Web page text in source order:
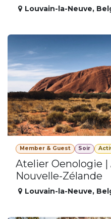
Louvain-la-Neuve,
Member & Guest Soir
Atelier Oenologie
Nouvelle-Zélande
Louvain-la-Neuve,